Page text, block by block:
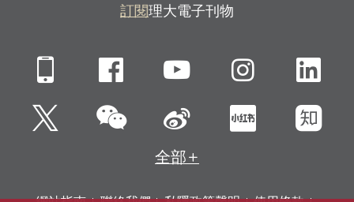
訂閱理大電子刊物
Mobile FacebookYouTube
Twitter微信 新浪微博小紅書知
全部